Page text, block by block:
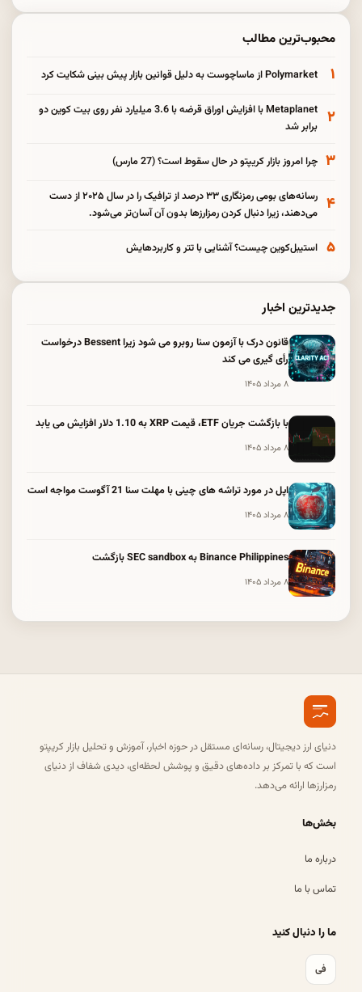
محبوب‌ترین مطالب
۱ Polymarket از ماساچوست به دلیل قوانین بازار پیش بینی شکایت کرد
۲
Metaplanet با افزایش اوراق قرضه با 3.6 میلیارد نفر روی بیت کوین دو
برابر شد
۳ چرا امروز بازار کریپتو در حال سقوط است؟ (27 مارس)
۴
رسانه‌های بومی رمزنگاری ۳۳ درصد از ترافیک را در سال ۲۰۲۵ از دست
می‌دهند، زیرا دنبال کردن رمزارزها بدون آن آسان‌تر می‌شود.
۵ استیبل‌کوین چیست؟ آشنایی با تتر و کاربردهایش
جدیدترین اخبار
قانون درک با آزمون سنا روبرو می شود زیرا Bessent درخواست
رأی گیری می کند
۸ مرداد ۱۴۰۵
با بازگشت جریان ETF، قیمت XRP به 1.10 دلار افزایش می یابد
۸ مرداد ۱۴۰۵
اپل در مورد تراشه های چینی با مهلت سنا 21 آگوست مواجه است
۸ مرداد ۱۴۰۵
Binance Philippines به SEC sandbox بازگشت
۸ مرداد ۱۴۰۵
دنیای ارز دیجیتال، رسانه‌ای مستقل در حوزه اخبار، آموزش و تحلیل بازار کریپتو
است که با تمرکز بر داده‌های دقیق و پوشش لحظه‌ای، دیدی شفاف از دنیای
رمزارزها ارائه می‌دهد.
بخش‌ها
درباره ما
تماس با ما
ما را دنبال کنید
فی